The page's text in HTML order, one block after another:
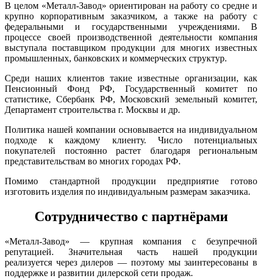
В целом «Металл-Завод» ориентирован на работу со средне и
крупно корпоративным заказчиком, а также на работу с
федеральными и государственными учреждениями. В
процессе своей производственной деятельности компания
выступала поставщиком продукции для многих известных
промышленных, банковских и коммерческих структур.
Среди наших клиентов такие известные организации, как
Пенсионный Фонд РФ, Государственный комитет по
статистике, Сбербанк РФ, Московский земельный комитет,
Департамент строительства г. Москвы и др.
Политика нашей компании основывается на индивидуальном
подходе к каждому клиенту. Число потенциальных
покупателей постоянно растет благодаря региональным
представительствам во многих городах РФ.
Помимо стандартной продукции предприятие готово
изготовить изделия по индивидуальным размерам заказчика.
Сотрудничество с партнёрами
«Металл-Завод» — крупная компания с безупречной
репутацией. Значительная часть нашей продукции
реализуется через дилеров — поэтому мы заинтересованы в
поддержке и развитии дилерской сети продаж.